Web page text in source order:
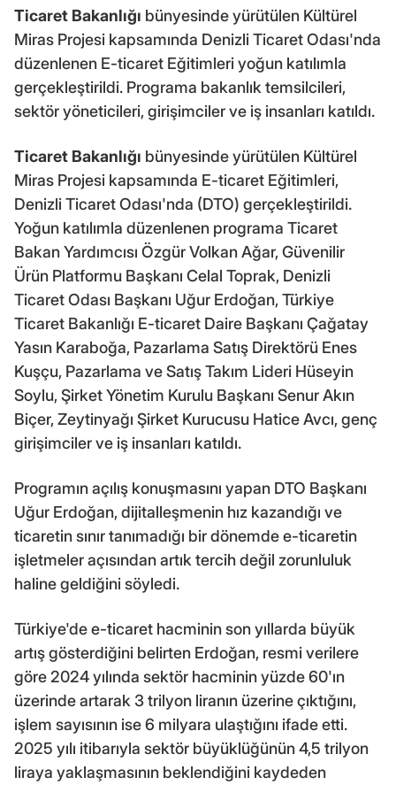
Ticaret Bakanlığı bünyesinde yürütülen Kültürel
Miras Projesi kapsamında Denizli Ticaret Odası'nda
düzenlenen E-ticaret Eğitimleri yoğun katılımla
gerçekleştirildi. Programa bakanlık temsilcileri,
sektör yöneticileri, girişimciler ve iş insanları katıldı.
Ticaret Bakanlığı bünyesinde yürütülen Kültürel
Miras Projesi kapsamında E-ticaret Eğitimleri,
Denizli Ticaret Odası'nda (DTO) gerçekleştirildi.
Yoğun katılımla düzenlenen programa Ticaret
Bakan Yardımcısı Özgür Volkan Ağar, Güvenilir
Ürün Platformu Başkanı Celal Toprak, Denizli
Ticaret Odası Başkanı Uğur Erdoğan, Türkiye
Ticaret Bakanlığı E-ticaret Daire Başkanı Çağatay
Yasın Karaboğa, Pazarlama Satış Direktörü Enes
Kuşçu, Pazarlama ve Satış Takım Lideri Hüseyin
Soylu, Şirket Yönetim Kurulu Başkanı Senur Akın
Biçer, Zeytinyağı Şirket Kurucusu Hatice Avcı, genç
girişimciler ve iş insanları katıldı.
Programın açılış konuşmasını yapan DTO Başkanı
Uğur Erdoğan, dijitalleşmenin hız kazandığı ve
ticaretin sınır tanımadığı bir dönemde e-ticaretin
işletmeler açısından artık tercih değil zorunluluk
haline geldiğini söyledi.
Türkiye'de e-ticaret hacminin son yıllarda büyük
artış gösterdiğini belirten Erdoğan, resmi verilere
göre 2024 yılında sektör hacminin yüzde 60'ın
üzerinde artarak 3 trilyon liranın üzerine çıktığını,
işlem sayısının ise 6 milyara ulaştığını ifade etti.
2025 yılı itibarıyla sektör büyüklüğünün 4,5 trilyon
liraya yaklaşmasının beklendiğini kaydeden